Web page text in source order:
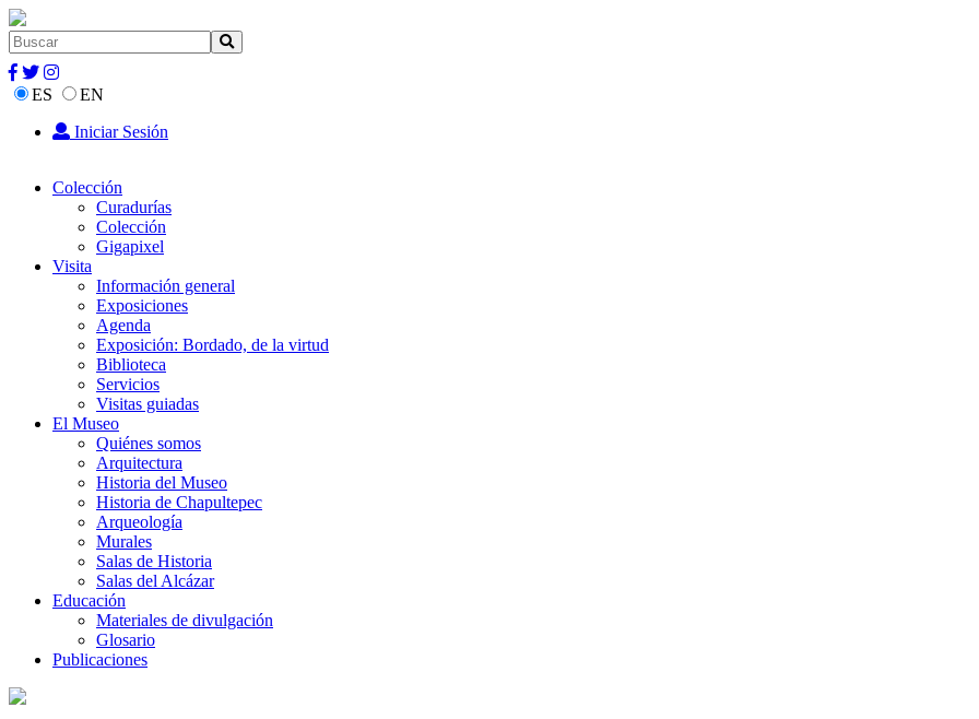
ES
EN
Iniciar Sesión
Colección
Curadurías
Colección
Gigapixel
Visita
Información general
Exposiciones
Agenda
Exposición: Bordado, de la virtud
Biblioteca
Servicios
Visitas guiadas
El Museo
Quiénes somos
Arquitectura
Historia del Museo
Historia de Chapultepec
Arqueología
Murales
Salas de Historia
Salas del Alcázar
Educación
Materiales de divulgación
Glosario
Publicaciones